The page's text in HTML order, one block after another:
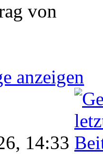
von
anzeigen
14:33